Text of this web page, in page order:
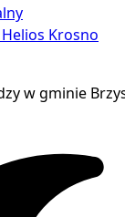
Krosno
w gminie